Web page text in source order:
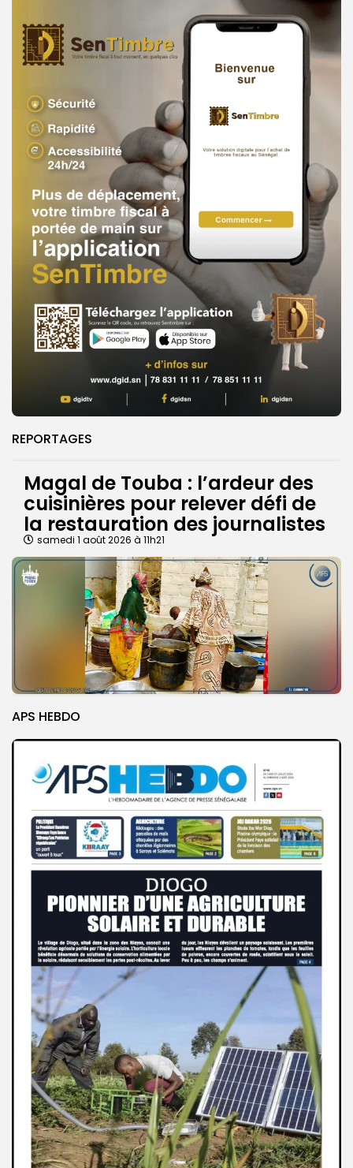
REPORTAGES
Magal de Touba : l’ardeur des
cuisinières pour relever défi de
la restauration des journalistes
samedi 1 août 2026 à 11h21
APS HEBDO